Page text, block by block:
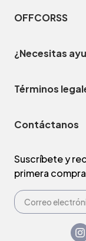
OFFCORSS
¿Necesitas
Términos
Contáctanos
Suscríbete y
primera